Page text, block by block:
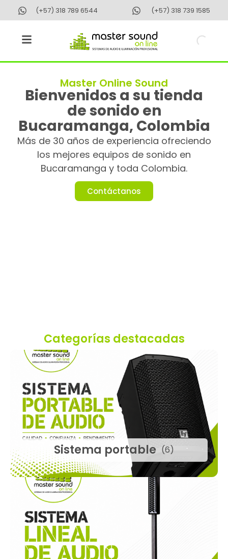
(+57) 318 789 6544 (+57) 318 739 1585
Master Online Sound
Bienvenidos a su tienda
de sonido en
Bucaramanga, Colombia
Más de 30 años de experiencia ofreciendo
los mejores equipos de sonido en
Bucaramanga y toda Colombia.
Contáctanos
Categorías destacadas
Sistema portable (6)